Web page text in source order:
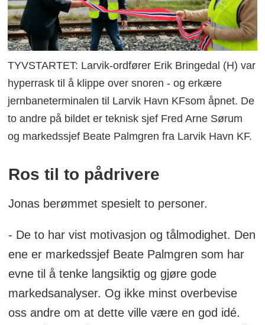
TYVSTARTET: Larvik-ordfører Erik Bringedal (H) var
hyperrask til å klippe over snoren - og erkære
jernbaneterminalen til Larvik Havn KFsom åpnet. De
to andre på bildet er teknisk sjef Fred Arne Sørum
og markedssjef Beate Palmgren fra Larvik Havn KF.
Ros til to pådrivere
Jonas berømmet spesielt to personer.
- De to har vist motivasjon og tålmodighet. Den
ene er markedssjef Beate Palmgren som har
evne til å tenke langsiktig og gjøre gode
markedsanalyser. Og ikke minst overbevise
oss andre om at dette ville være en god idé.